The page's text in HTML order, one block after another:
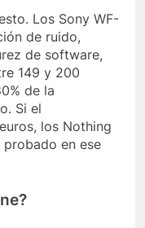
Los Sony WF-
de ruido,
de software,
149 y 200
de la
Si el
los Nothing
en ese